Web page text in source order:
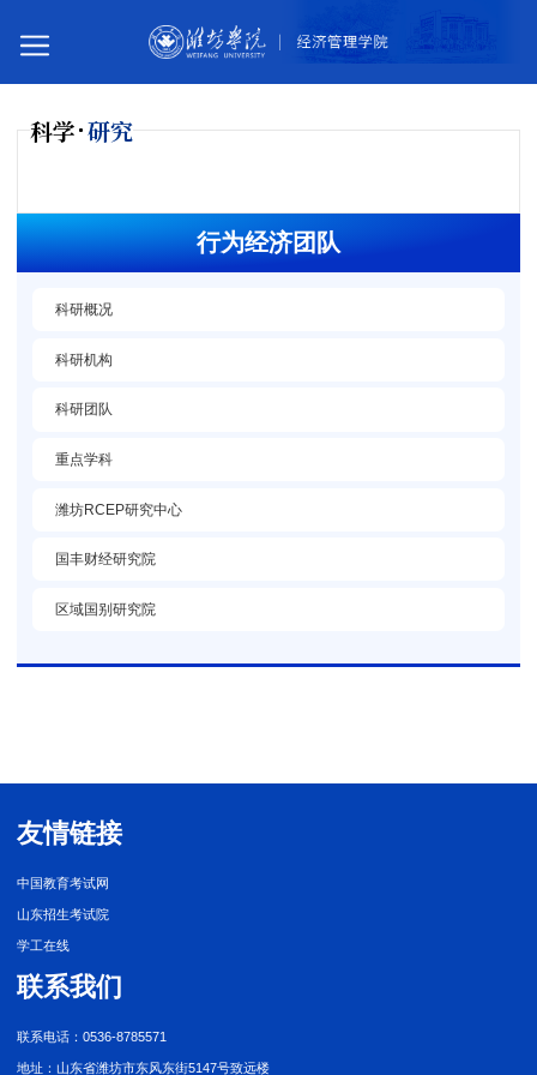
行为经济团队
科研概况
科研机构
科研团队
重点学科
潍坊RCEP研究中心
国丰财经研究院
区域国别研究院
科学 研究
友情链接
中国教育考试网
山东招生考试院
学工在线
联系我们
联系电话：0536-8785571
地址：山东省潍坊市东风东街5147号致远楼